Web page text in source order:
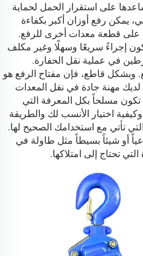
على استقرار الحمل لحماية
يمكن رفع أوزان أكبر بكفاءة
على قطعة معدات أخرى للرفع.
إجراءً سريعًا وسهلًا وغير مكلف
في عملية نقل الحفارة.
وبشكل قاطع، فإن مفتاح الرفع هو
مهنة جادة في نقل المعدات
تكون مسلحاً بكل المعرفة التي
اختيار الأنسب لك والطريقة
تأتي مع استخدامك الصحيح لها.
أو شيئاً بسيطاً مثل طاولة في
تحتاج إلى امتلاكها.